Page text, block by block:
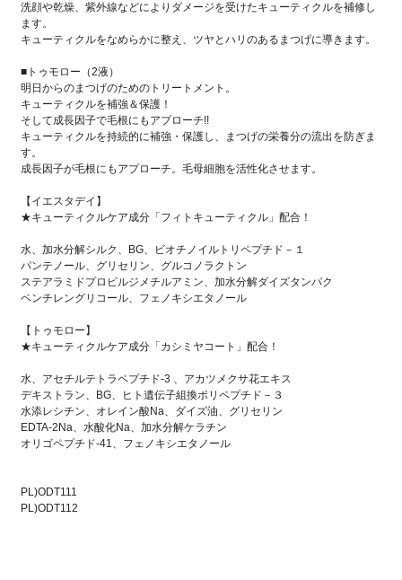
洗顔や乾燥、紫外線などによりダメージを受けたキューティクルを補修し
ます。
キューティクルをなめらかに整え、ツヤとハリのあるまつげに導きます。
■トゥモロー（2液）
明日からのまつげのためのトリートメント。
キューティクルを補強＆保護！
そして成長因子で毛根にもアプローチ!!
キューティクルを持続的に補強・保護し、まつげの栄養分の流出を防ぎま
す。
成長因子が毛根にもアプローチ。毛母細胞を活性化させます。
【イエスタデイ】
★キューティクルケア成分「フィトキューティクル」配合！
水、加水分解シルク、BG、ビオチノイルトリペプチド－１
パンテノール、グリセリン、グルコノラクトン
ステアラミドプロピルジメチルアミン、加水分解ダイズタンパク
ペンチレングリコール、フェノキシエタノール
【トゥモロー】
★キューティクルケア成分「カシミヤコート」配合！
水、アセチルテトラペプチド-3 、アカツメクサ花エキス
デキストラン、BG、ヒト遺伝子組換ポリペプチド－３
水添レシチン、オレイン酸Na、ダイズ油、グリセリン
EDTA-2Na、水酸化Na、加水分解ケラチン
オリゴペプチド-41、フェノキシエタノール
PL)ODT111
PL)ODT112